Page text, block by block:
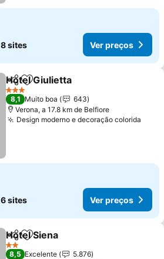
8 sites Ver preços
PartilharAdicionar aos favoritos
Hotel Giulietta
3 Estrelas
8,1 Muito boa
643
Verona, a 17.8 km de Belfiore
Design moderno e decoração colorida
6 sites Ver preços
PartilharAdicionar aos favoritos
Hotel Siena
2 Estrelas
8,5 Excelente
5.876